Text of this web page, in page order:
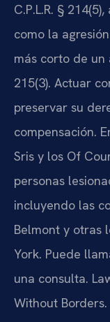
C.P.L.R. §
como la
más corto de un
215(3). Actuar
preservar su
compensación.
Sris y los Of
personas
incluyendo las
Belmont y otras
York. Puede
una consulta.
Without Borders.